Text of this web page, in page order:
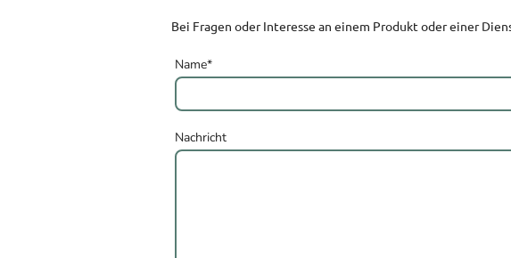
Bei Fragen oder Interesse an einem Produkt oder einer
Name*
Nachricht